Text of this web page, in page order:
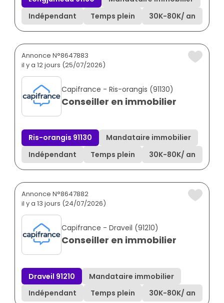
Indépendant
Temps plein 30K-80K/ an
Annonce N°8647883
il y a 12 jours (25/07/2026)
Capifrance - Ris-orangis (91130)
Conseiller en immobilier
Ris-orangis 91130
Mandataire immobilier
Indépendant
Temps plein 30K-80K/ an
Annonce N°8647882
il y a 13 jours (24/07/2026)
Capifrance - Draveil (91210)
Conseiller en immobilier
Draveil 91210
Mandataire immobilier
Indépendant
Temps plein 30K-80K/ an